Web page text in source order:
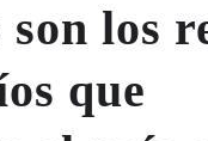
son los
que